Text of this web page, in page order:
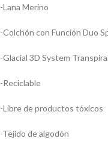
-Lana Merino
-Colchón con Función Duo
-Glacial 3D System
-Reciclable
-Libre de productos tóxicos
-Tejido de algodón